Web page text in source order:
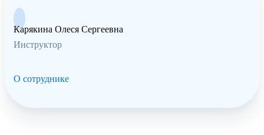
Карякина Олеся Сергеевна
Инструктор
О сотруднике